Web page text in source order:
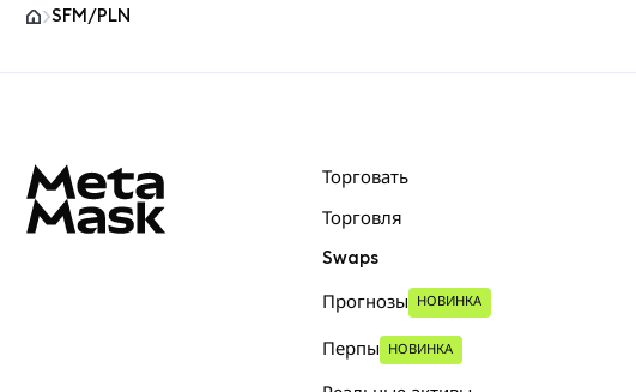
SFM/PLN
Торговать
Торговля
Swaps
Прогнозы НОВИНКА
Перпы НОВИНКА